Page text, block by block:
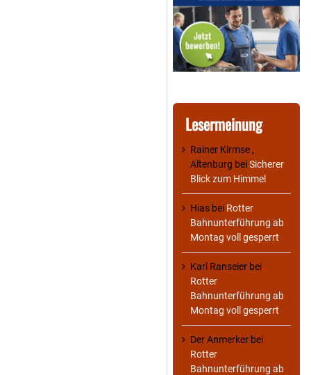
Lesermeinung
Rainer Kirmse ,
Altenburg beiSicherer
Blick zum Himmel
Hias bei Rotter
Bahnunterführung ab
Montag voll gesperrt
Karl Ranseier bei
Rotter
Bahnunterführung ab
Montag voll gesperrt
Der Anmerker bei
Rotter
Bahnunterführung ab